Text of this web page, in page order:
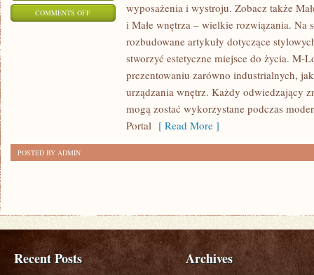
COMMENTS OFFON
wyposażenia i wystroju. Zobacz także
i Małe wnętrza – wielkie rozwiązania. Na
rozbudowane artykuły dotyczące
stworzyć estetyczne miejsce do życia. M-
prezentowaniu zarówno industrialnych,
urządzania wnętrz. Każdy odwiedzający
mogą zostać wykorzystane podczas
Portal [ Read More ]
POSTED BY ADMIN
Recent Posts Archives